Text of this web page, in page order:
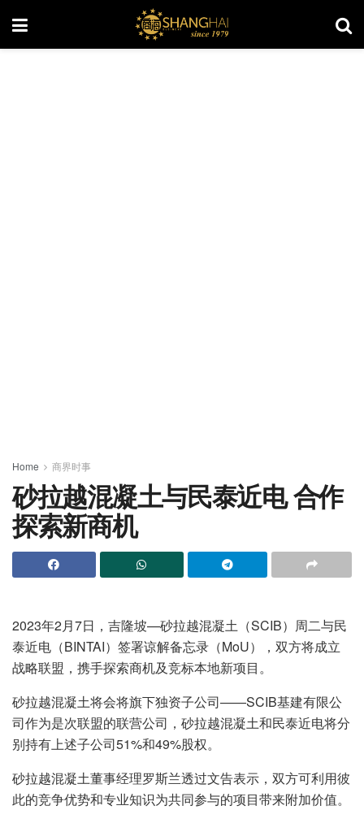
Home 商界时事
砂拉越混凝土与民泰近电 合作
探索新商机
2023年2月7日，吉隆坡—砂拉越混凝土（SCIB）周二与民
泰近电（BINTAI）签署谅解备忘录（MoU），双方将成立
战略联盟，携手探索商机及竞标本地新项目。
砂拉越混凝土将会将旗下独资子公司——SCIB基建有限公
司作为是次联盟的联营公司，砂拉越混凝土和民泰近电将分
别持有上述子公司51%和49%股权。
砂拉越混凝土董事经理罗斯兰透过文告表示，双方可利用彼
此的竞争优势和专业知识为共同参与的项目带来附加价值。